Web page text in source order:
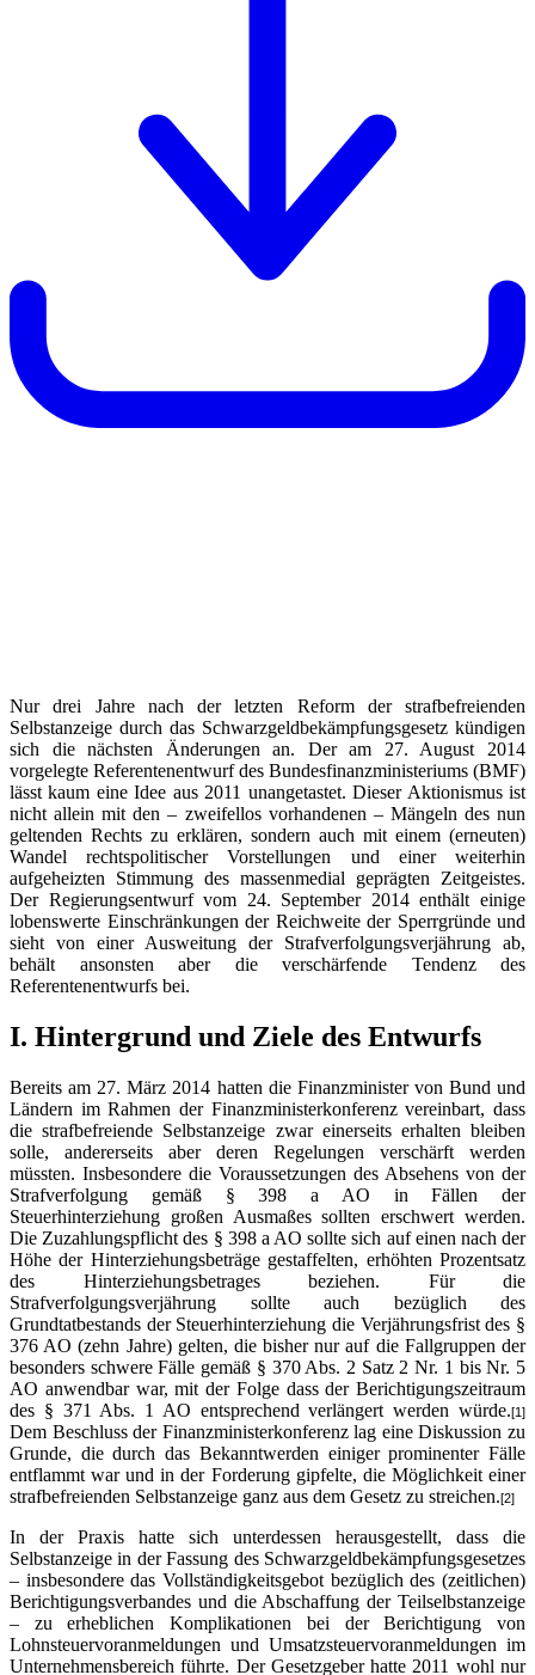
Nur drei Jahre nach der letzten Reform der strafbefreienden
Selbstanzeige durch das Schwarzgeldbekämpfungsgesetz kündigen
sich die nächsten Änderungen an. Der am 27. August 2014
vorgelegte Referentenentwurf des Bundesfinanzministeriums (BMF)
lässt kaum eine Idee aus 2011 unangetastet. Dieser Aktionismus ist
nicht allein mit den – zweifellos vorhandenen – Mängeln des nun
geltenden Rechts zu erklären, sondern auch mit einem (erneuten)
Wandel rechtspolitischer Vorstellungen und einer weiterhin
aufgeheizten Stimmung des massenmedial geprägten Zeitgeistes.
Der Regierungsentwurf vom 24. September 2014 enthält einige
lobenswerte Einschränkungen der Reichweite der Sperrgründe und
sieht von einer Ausweitung der Strafverfolgungsverjährung ab,
behält ansonsten aber die verschärfende Tendenz des
Referentenentwurfs bei.
I. Hintergrund und Ziele des Entwurfs
Bereits am 27. März 2014 hatten die Finanzminister von Bund und
Ländern im Rahmen der Finanzministerkonferenz vereinbart, dass
die strafbefreiende Selbstanzeige zwar einerseits erhalten bleiben
solle, andererseits aber deren Regelungen verschärft werden
müssten. Insbesondere die Voraussetzungen des Absehens von der
Strafverfolgung gemäß § 398 a AO in Fällen der
Steuerhinterziehung großen Ausmaßes sollten erschwert werden.
Die Zuzahlungspflicht des § 398 a AO sollte sich auf einen nach der
Höhe der Hinterziehungsbeträge gestaffelten, erhöhten Prozentsatz
des Hinterziehungsbetrages beziehen. Für die
Strafverfolgungsverjährung sollte auch bezüglich des
Grundtatbestands der Steuerhinterziehung die Verjährungsfrist des §
376 AO (zehn Jahre) gelten, die bisher nur auf die Fallgruppen der
besonders schwere Fälle gemäß § 370 Abs. 2 Satz 2 Nr. 1 bis Nr. 5
AO anwendbar war, mit der Folge dass der Berichtigungszeitraum
des § 371 Abs. 1 AO entsprechend verlängert werden würde.[1]
Dem Beschluss der Finanzministerkonferenz lag eine Diskussion zu
Grunde, die durch das Bekanntwerden einiger prominenter Fälle
entflammt war und in der Forderung gipfelte, die Möglichkeit einer
strafbefreienden Selbstanzeige ganz aus dem Gesetz zu streichen.[2]
In der Praxis hatte sich unterdessen herausgestellt, dass die
Selbstanzeige in der Fassung des Schwarzgeldbekämpfungsgesetzes
– insbesondere das Vollständigkeitsgebot bezüglich des (zeitlichen)
Berichtigungsverbandes und die Abschaffung der Teilselbstanzeige
– zu erheblichen Komplikationen bei der Berichtigung von
Lohnsteuervoranmeldungen und Umsatzsteuervoranmeldungen im
Unternehmensbereich führte. Der Gesetzgeber hatte 2011 wohl nur